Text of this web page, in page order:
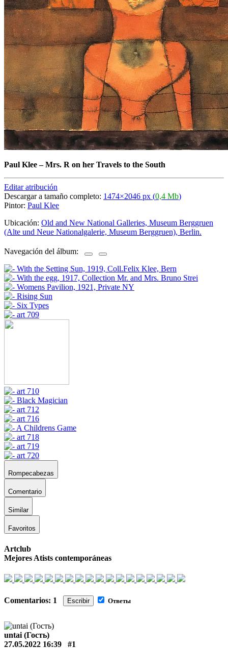
Paul Klee–Mrs. R on her Travels to the South
Editar atribución
Descargar a tamaño completo: 1474×2046 px (0,4 Mb)
Pintor: Paul Klee
Ubicación: Old and New National Galleries, Museum Berggruen
(Alte und Neue Nationalgalerie, Museum Berggruen), Berlin.
Navegación del álbum:
Rompecabezas
Comentario
Similar
Favoritos
Artclub
Mejores Atists contemporáneas
Comentarios: 1 Escribir Ответы
untai (Гость)
27.05.2022 16:39
#1